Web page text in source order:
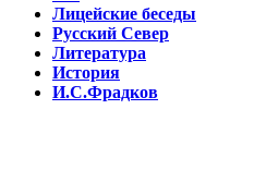
Лицейские беседы
Русский Север
Литература
История
И.С.Фрадков